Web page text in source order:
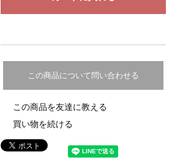
この商品について問い合わせる
この商品を友達に教える
買い物を続ける